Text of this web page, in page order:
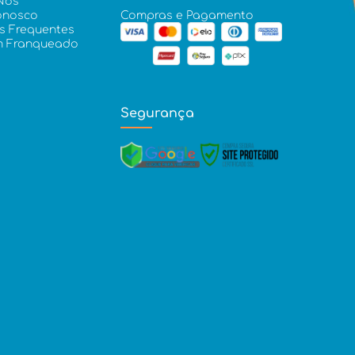
Frequentes
Franqueado
Compras e Pagamento
Segurança